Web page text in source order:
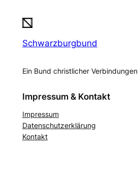
Schwarzburgbund
Ein Bund christlicher Verbindungen
Impressum & Kontakt
Impressum
Datenschutzerklärung
Kontakt